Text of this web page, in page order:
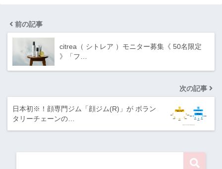
前の記事
citrea（ シトレア ）モニター募集《 50名限定
》「フ…
次の記事
日本初※！顔専門ジム「顔ジム(R)」が ボラン
タリーチェーンの…